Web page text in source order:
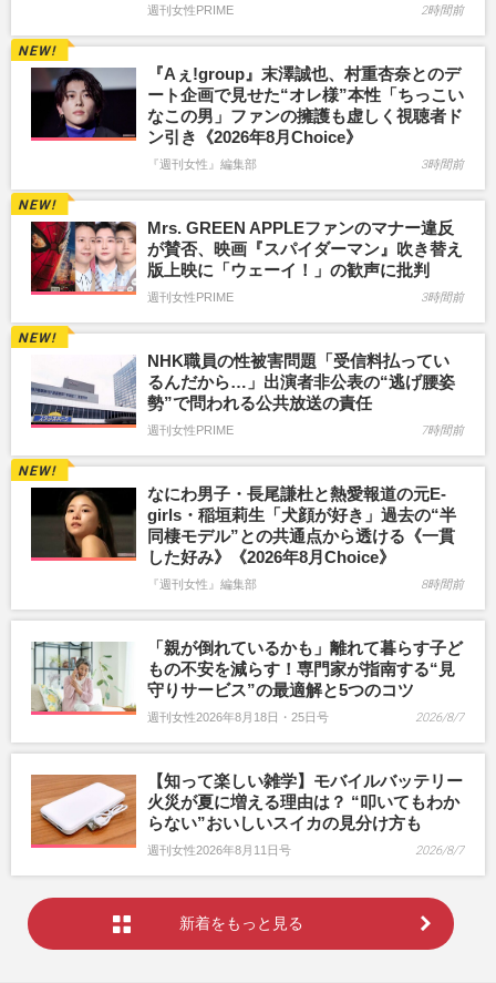
週刊女性PRIME 2時間前
『Aぇ!group』末澤誠也、村重杏奈とのデ
ート企画で見せた“オレ様”本性「ちっこい
なこの男」ファンの擁護も虚しく視聴者ド
ン引き《2026年8月Choice》
『週刊女性』編集部 3時間前
Mrs. GREEN APPLEファンのマナー違反
が賛否、映画『スパイダーマン』吹き替え
版上映に「ウェーイ！」の歓声に批判
週刊女性PRIME 3時間前
NHK職員の性被害問題「受信料払ってい
るんだから…」出演者非公表の“逃げ腰姿
勢”で問われる公共放送の責任
週刊女性PRIME 7時間前
なにわ男子・長尾謙杜と熱愛報道の元E-
girls・稲垣莉生「犬顔が好き」過去の“半
同棲モデル”との共通点から透ける《一貫
した好み》《2026年8月Choice》
『週刊女性』編集部 8時間前
「親が倒れているかも」離れて暮らす子ど
もの不安を減らす！専門家が指南する“見
守りサービス”の最適解と5つのコツ
週刊女性2026年8月18日・25日号 2026/8/7
【知って楽しい雑学】モバイルバッテリー
火災が夏に増える理由は？ “叩いてもわか
らない”おいしいスイカの見分け方も
週刊女性2026年8月11日号 2026/8/7
新着をもっと見る